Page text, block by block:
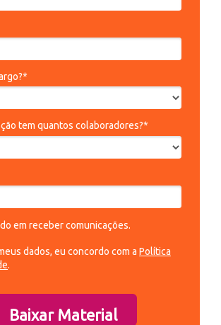
tem quantos colaboradores?*
em receber comunicações.
dados, eu concordo com a Política
.
Baixar Material